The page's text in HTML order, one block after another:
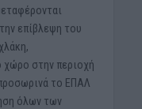
επίβλεψη του
στην περιοχή
το ΕΠΑΛ
όλων των